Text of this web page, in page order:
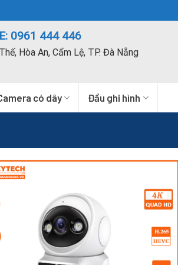
0961 444 446
Hòa An, Cẩm Lệ, TP. Đà Nẵng
có dây Đầu ghi hình